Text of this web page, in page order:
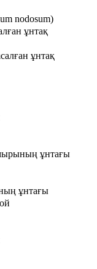
nodosum)
ұнтақ
ұнтақ
ұнтағы
ұнтағы